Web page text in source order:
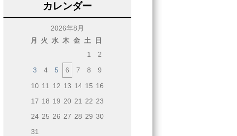
カレンダー
2026年8月
月
火 水 木 金 土
日
1
2
3
4 5 6 7 8
9
10 11 12 13 14 15 16
17 18 19 20 21 22 23
24 25 26 27 28 29 30
31